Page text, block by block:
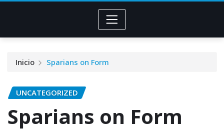
Inicio Sparians on Form
UNCATEGORIZED
Sparians on Form